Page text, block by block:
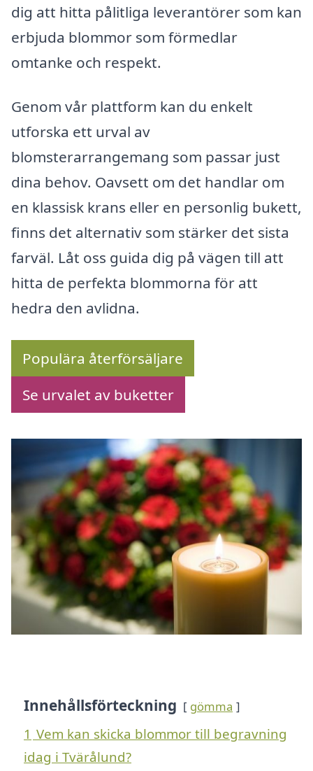
dig att hitta pålitliga leverantörer som kan
erbjuda blommor som förmedlar
omtanke och respekt.
Genom vår plattform kan du enkelt
utforska ett urval av
blomsterarrangemang som passar just
dina behov. Oavsett om det handlar om
en klassisk krans eller en personlig bukett,
finns det alternativ som stärker det sista
farväl. Låt oss guida dig på vägen till att
hitta de perfekta blommorna för att
hedra den avlidna.
Populära återförsäljare
Se urvalet av buketter
Innehållsförteckning gömma
1 Vem kan skicka blommor till begravning
idag i Tvärålund?